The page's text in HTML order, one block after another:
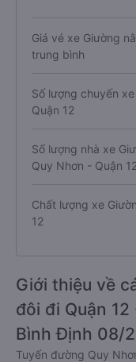
Giá vé xe Giường
trung bình
Số lượng chuyến
Quận 12
Số lượng nhà xe
Quy Nhơn - Quận 12
Chất lượng xe
12
Giới thiệu về
đôi đi Quận
Bình Định 08/
Tuyến đường Quy